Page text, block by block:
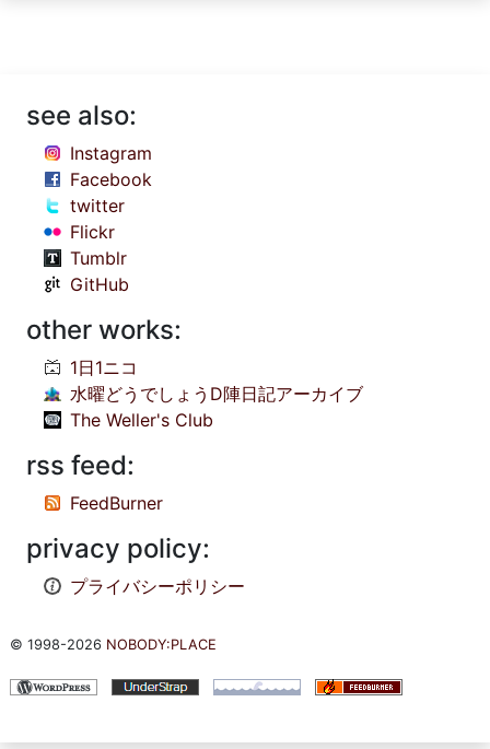
see also:
Instagram
Facebook
twitter
Flickr
Tumblr
GitHub
other works:
1日1ニコ
水曜どうでしょうD陣日記アーカイブ
The Weller's Club
rss feed:
FeedBurner
privacy policy:
プライバシーポリシー
© 1998-2026 NOBODY:PLACE